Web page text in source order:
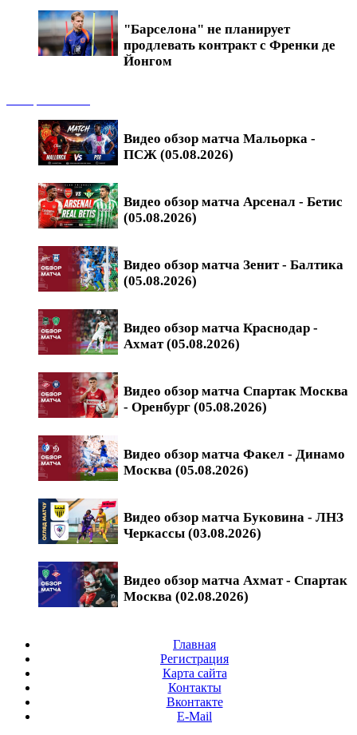
"Барселона" не планирует
продлевать контракт с Френки де
Йонгом
Видео обзор матча Мальорка -
ПСЖ (05.08.2026)
Видео обзор матча Арсенал - Бетис
(05.08.2026)
Видео обзор матча Зенит - Балтика
(05.08.2026)
Видео обзор матча Краснодар -
Ахмат (05.08.2026)
Видео обзор матча Спартак Москва
- Оренбург (05.08.2026)
Видео обзор матча Факел - Динамо
Москва (05.08.2026)
Видео обзор матча Буковина - ЛНЗ
Черкассы (03.08.2026)
Видео обзор матча Ахмат - Спартак
Москва (02.08.2026)
Главная
Регистрация
Карта сайта
Контакты
Вконтакте
E-Mail